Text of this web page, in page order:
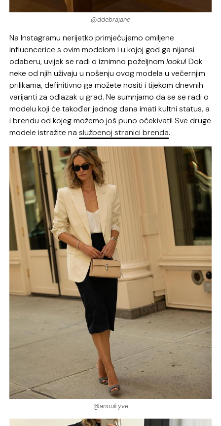
@ddebrajane
Na Instagramu nerijetko primjećujemo omiljene
influencerice s ovim modelom i u kojoj god ga nijansi
odaberu, uvijek se radi o iznimno poželjnomlooku! Dok
neke od njih uživaju u nošenju ovog modela u večernjim
prilikama, definitivno ga možete nositi i tijekom dnevnih
varijanti za odlazak u grad. Ne sumnjamo da sese radi o
modelu koji će također jednog dana imati kultni status, a
i brendu od kojeg možemo još puno očekivati! Sve druge
modele istražite naslužbenoj stranici brenda.
@anouk.yve